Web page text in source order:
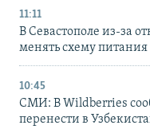
11:11
В Севастополе из-за
менять схему питания
10:45
СМИ: В Wildberries
перенести в